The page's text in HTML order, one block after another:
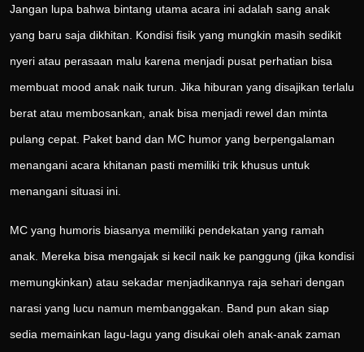
Jangan lupa bahwa bintang utama acara ini adalah sang anak
yang baru saja dikhitan. Kondisi fisik yang mungkin masih sedikit
nyeri atau perasaan malu karena menjadi pusat perhatian bisa
membuat mood anak naik turun. Jika hiburan yang disajikan terlalu
berat atau membosankan, anak bisa menjadi rewel dan minta
pulang cepat. Paket band dan MC humor yang berpengalaman
menangani acara khitanan pasti memiliki trik khusus untuk
menangani situasi ini.
MC yang humoris biasanya memiliki pendekatan yang ramah
anak. Mereka bisa mengajak si kecil naik ke panggung (jika kondisi
memungkinkan) atau sekadar menjadikannya raja sehari dengan
narasi yang lucu namun membanggakan. Band pun akan siap
sedia memainkan lagu-lagu yang disukai oleh anak-anak zaman